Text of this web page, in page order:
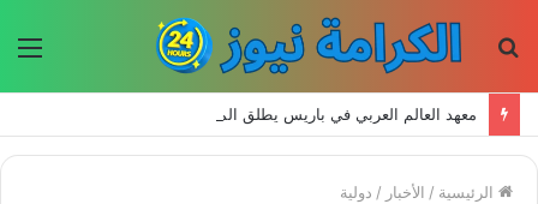
الرئيسية / الأخبار / دولية